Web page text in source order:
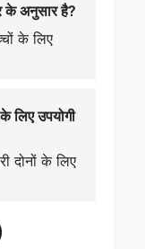
के अनुसार है?
के लिए
लिए उपयोगी
दोनों के लिए